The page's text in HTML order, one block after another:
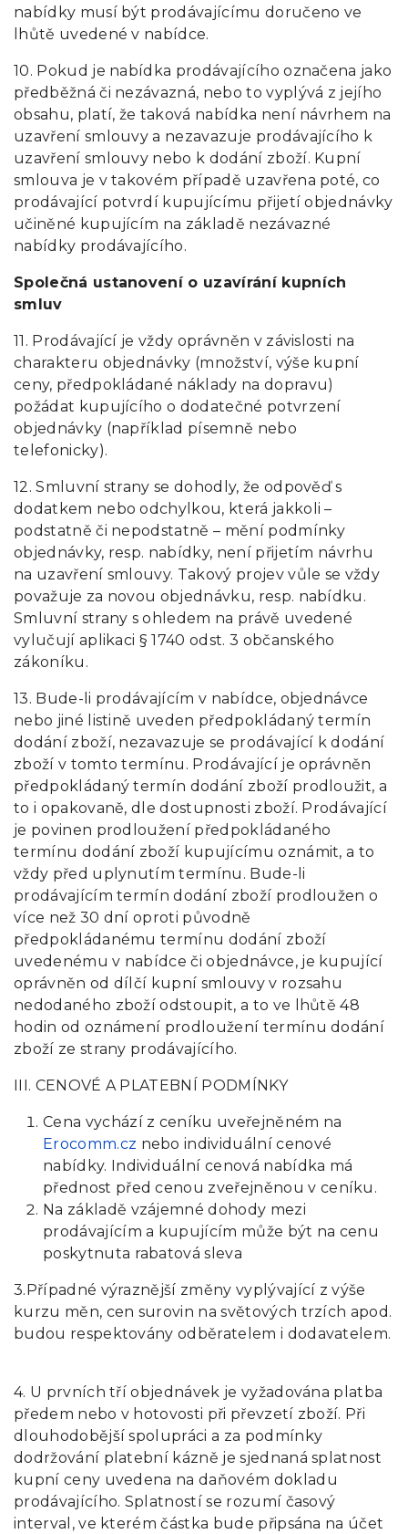
nabídky musí být prodávajícímu doručeno ve
lhůtě uvedené v nabídce.
10. Pokud je nabídka prodávajícího označena jako
předběžná či nezávazná, nebo to vyplývá z jejího
obsahu, platí, že taková nabídka není návrhem na
uzavření smlouvy a nezavazuje prodávajícího k
uzavření smlouvy nebo k dodání zboží. Kupní
smlouva je v takovém případě uzavřena poté, co
prodávající potvrdí kupujícímu přijetí objednávky
učiněné kupujícím na základě nezávazné
nabídky prodávajícího.
Společná ustanovení o uzavírání kupních
smluv
11. Prodávající je vždy oprávněn v závislosti na
charakteru objednávky (množství, výše kupní
ceny, předpokládané náklady na dopravu)
požádat kupujícího o dodatečné potvrzení
objednávky (například písemně nebo
telefonicky).
12. Smluvní strany se dohodly, že odpověď s
dodatkem nebo odchylkou, která jakkoli –
podstatně či nepodstatně – mění podmínky
objednávky, resp. nabídky, není přijetím návrhu
na uzavření smlouvy. Takový projev vůle se vždy
považuje za novou objednávku, resp. nabídku.
Smluvní strany s ohledem na právě uvedené
vylučují aplikaci § 1740 odst. 3 občanského
zákoníku.
13. Bude-li prodávajícím v nabídce, objednávce
nebo jiné listině uveden předpokládaný termín
dodání zboží, nezavazuje se prodávající k dodání
zboží v tomto termínu. Prodávající je oprávněn
předpokládaný termín dodání zboží prodloužit, a
to i opakovaně, dle dostupnosti zboží. Prodávající
je povinen prodloužení předpokládaného
termínu dodání zboží kupujícímu oznámit, a to
vždy před uplynutím termínu. Bude-li
prodávajícím termín dodání zboží prodloužen o
více než 30 dní oproti původně
předpokládanému termínu dodání zboží
uvedenému v nabídce či objednávce, je kupující
oprávněn od dílčí kupní smlouvy v rozsahu
nedodaného zboží odstoupit, a to ve lhůtě 48
hodin od oznámení prodloužení termínu dodání
zboží ze strany prodávajícího.
III. CENOVÉ A PLATEBNÍ PODMÍNKY
Cena vychází z ceníku uveřejněném na
Erocomm.cz nebo individuální cenové
nabídky. Individuální cenová nabídka má
přednost před cenou zveřejněnou v ceníku.
Na základě vzájemné dohody mezi
prodávajícím a kupujícím může být na cenu
poskytnuta rabatová sleva
3.Případné výraznější změny vyplývající z výše
kurzu měn, cen surovin na světových trzích apod.
budou respektovány odběratelem i dodavatelem.
4. U prvních tří objednávek je vyžadována platba
předem nebo v hotovosti při převzetí zboží. Při
dlouhodobější spolupráci a za podmínky
dodržování platební kázně je sjednaná splatnost
kupní ceny uvedena na daňovém dokladu
prodávajícího. Splatností se rozumí časový
interval, ve kterém částka bude připsána na účet